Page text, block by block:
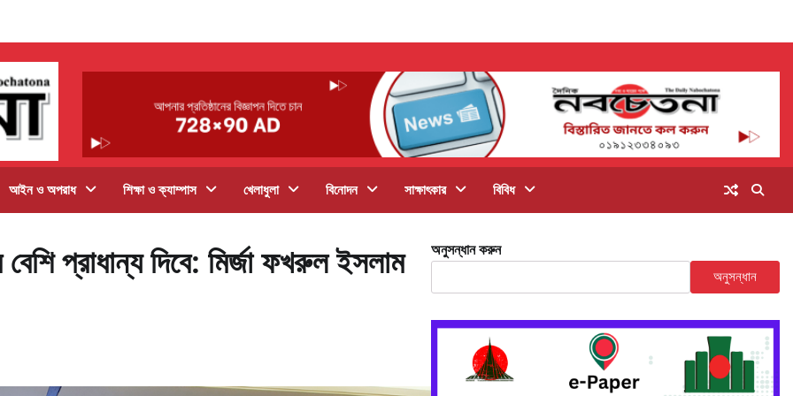
আইন ও অপরাধ শিক্ষা ও ক্যাম্পাস খেলাধুলা বিনোদন সাক্ষাৎকার বিবিধ
প্রাধান্য দিবে: মির্জা ফখরুল ইসলাম
অনুসন্ধান করুন
অনুসন্ধান